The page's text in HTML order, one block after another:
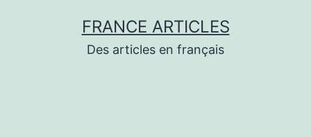
FRANCE ARTICLES
Des articles en français